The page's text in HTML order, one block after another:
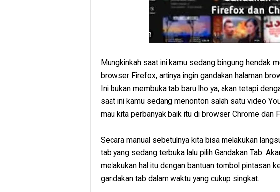
Mungkinkah saat ini kamu sedang bingung hendak
browser Firefox, artinya ingin gandakan halaman
Ini bukan membuka tab baru lho ya, akan tetapi
saat ini kamu sedang menonton salah satu video
mau kita perbanyak baik itu di browser Chrome dan
Secara manual sebetulnya kita bisa melakukan
tab yang sedang terbuka lalu pilih Gandakan Tab.
melakukan hal itu dengan bantuan tombol pintasan
gandakan tab dalam waktu yang cukup singkat.